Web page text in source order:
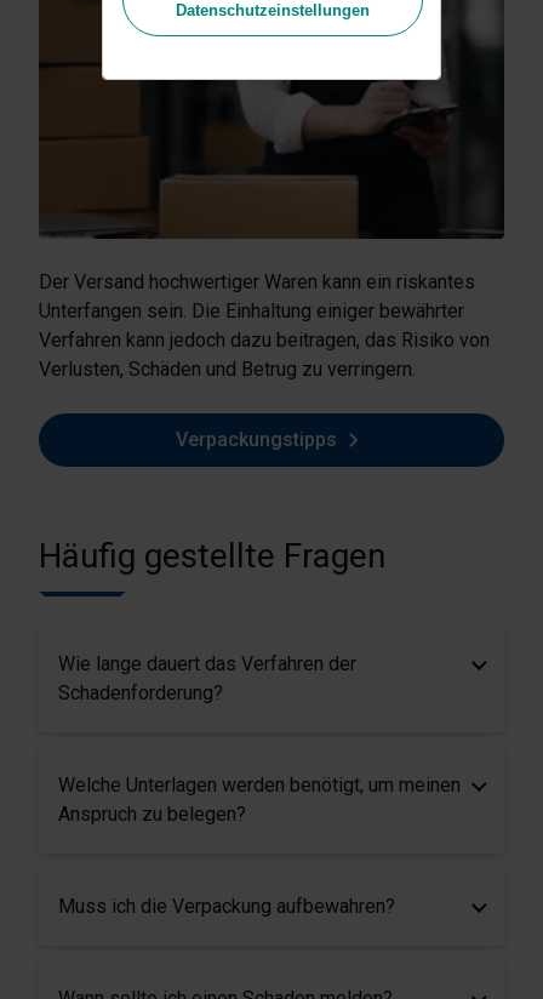
Der Versand hochwertiger Waren kann ein riskantes
Unterfangen sein. Die Einhaltung einiger bewährter
Verfahren kann jedoch dazu beitragen, das Risiko von
Verlusten, Schäden und Betrug zu verringern.
Verpackungstipps
Häufig gestellte Fragen
Wie lange dauert das Verfahren der
Schadenforderung?
Welche Unterlagen werden benötigt, um meinen
Anspruch zu belegen?
Muss ich die Verpackung aufbewahren?
Datenschutzeinstellungen